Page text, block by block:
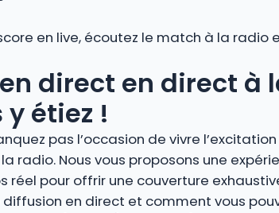
en live, écoutez le match à la
direct en direct à
étiez !
pas l’occasion de vivre
radio. Nous vous proposons une
pour offrir une couverture
en direct et comment vous